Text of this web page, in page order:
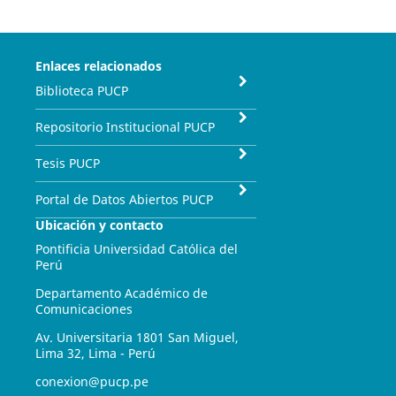
Enlaces relacionados
Biblioteca PUCP
Repositorio Institucional PUCP
Tesis PUCP
Portal de Datos Abiertos PUCP
Ubicación y contacto
Pontificia Universidad Católica del
Perú
Departamento Académico de
Comunicaciones
Av. Universitaria 1801 San Miguel,
Lima 32, Lima - Perú
conexion@pucp.pe